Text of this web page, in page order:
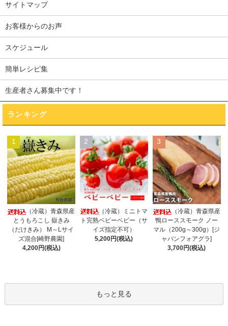
サイトマップ
お客様からのお声
スケジュール
簡単レシピ集
生産者さん募集中です！
ランキング
1
（冷蔵）青森県産
とうもろこし 嶽きみ
（だけきみ） M～Lサイ
ズ混合[崎野農園]
4,200円(税込)
2
（冷蔵）ミニトマ
ト完熟ベビーベビー（サ
イズ指定不可）
5,200円(税込)
3
（冷蔵）青森県産
鴨ローススモーク ノー
マル（200g～300g）[ジ
ャパンフォアグラ]
3,700円(税込)
もっと見る